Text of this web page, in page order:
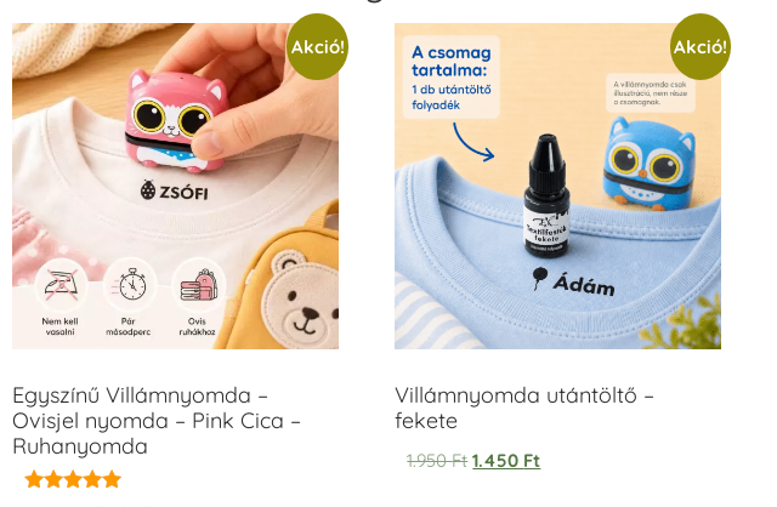
Akció!
Egyszínű Villámnyomda –
Ovisjel nyomda – Pink Cica –
Ruhanyomda
Akció!
Villámnyomda utántöltő –
fekete
1.950Ft 1.450 Ft